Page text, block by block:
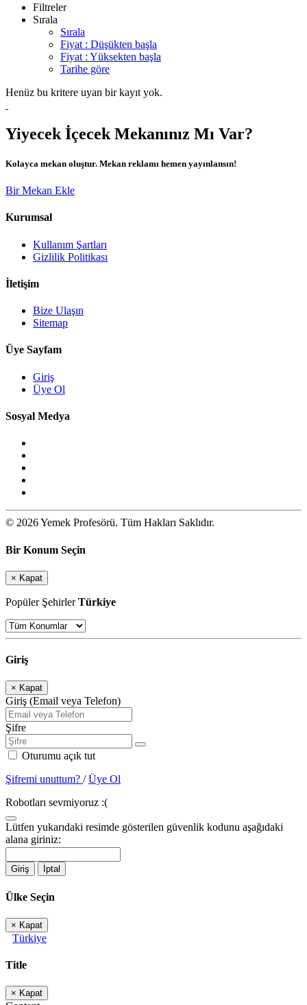
Filtreler
Sırala
Sırala
Fiyat : Düşükten başla
Fiyat : Yüksekten başla
Tarihe göre
Henüz bu kritere uyan bir kayıt yok.
Yiyecek İçecek Mekanınız Mı Var?
Kolayca mekan oluştur. Mekan reklamı hemen yayınlansın!
Bir Mekan Ekle
Kurumsal
Kullanım Şartları
Gizlilik Politikası
İletişim
Bize Ulaşın
Sitemap
Üye Sayfam
Giriş
Üye Ol
Sosyal Medya
© 2026 Yemek Profesörü. Tüm Hakları Saklıdır.
Bir Konum Seçin
× Kapat
Popüler ŞehirlerTürkiye
Giriş
× Kapat
Giriş (Email veya Telefon)
Şifre
Oturumu açık tut
Şifremi unuttum? /Üye Ol
Robotları sevmiyoruz :(
Lütfen yukarıdaki resimde gösterilen güvenlik kodunu aşağıdaki
alana giriniz:
Giriş İptal
Ülke Seçin
× Kapat
Türkiye
Title
× Kapat